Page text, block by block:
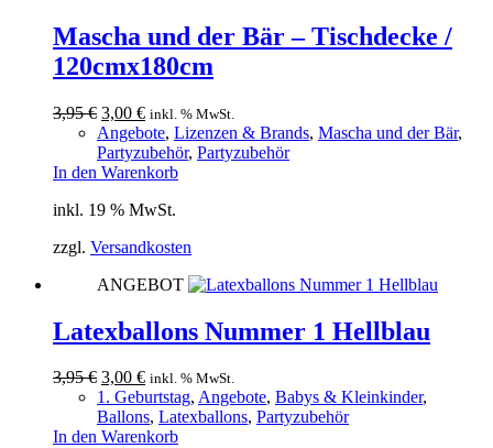
Mascha und der Bär – Tischdecke /
120cmx180cm
3,95€ Ursprünglicher
Preis
war:
3,95 €
3,00 €Aktueller
Preis
ist:
3,00 €.
inkl. % MwSt.
Angebote, Lizenzen & Brands, Mascha und der Bär,
Partyzubehör, Partyzubehör
In den Warenkorb
inkl. 19 % MwSt.
zzgl. Versandkosten
ANGEBOT
Latexballons Nummer 1 Hellblau
3,95€ Ursprünglicher
Preis
war:
3,95 €
3,00 €Aktueller
Preis
ist:
3,00 €.
inkl. % MwSt.
1. Geburtstag, Angebote, Babys & Kleinkinder,
Ballons, Latexballons, Partyzubehör
In den Warenkorb